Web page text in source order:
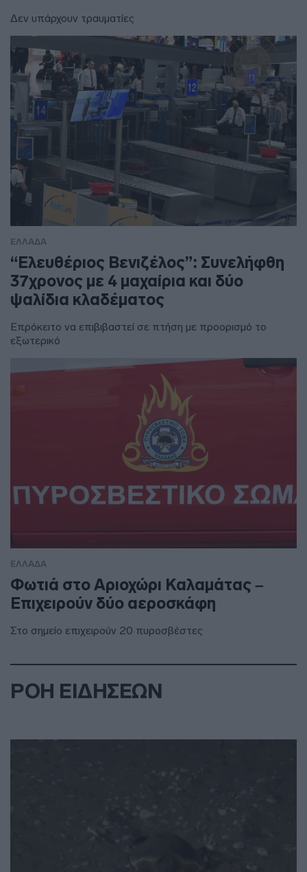
Δεν υπάρχουν τραυματίες
ΕΛΛΑΔΑ
“Ελευθέριος Βενιζέλος”: Συνελήφθη
37χρονος με 4 μαχαίρια και δύο
ψαλίδια κλαδέματος
Επρόκειτο να επιβιβαστεί σε πτήση με προορισμό το
εξωτερικό
ΕΛΛΑΔΑ
Φωτιά στο Αριοχώρι Καλαμάτας –
Επιχειρούν δύο αεροσκάφη
Στο σημείο επιχειρούν 20 πυροσβέστες
ΡΟΗ ΕΙΔΗΣΕΩΝ